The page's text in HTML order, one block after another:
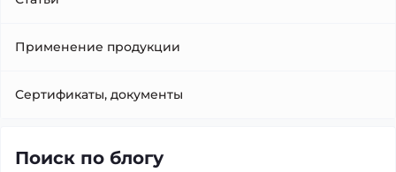
Применение продукции
Сертификаты, документы
Поиск по блогу